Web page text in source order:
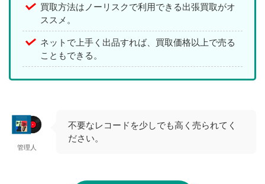
買取方法はノーリスクで利用できる出張買取がオ
ススメ。
ネットで上手く出品すれば、買取価格以上で売る
こともできる。
管理人
不要なレコードを少しでも高く売られてく
ださい。